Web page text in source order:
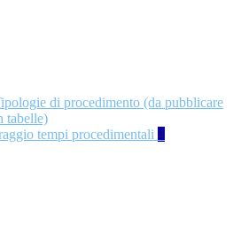
di procedimento (da pubblicare
tabelle)
tempi procedimentali 4